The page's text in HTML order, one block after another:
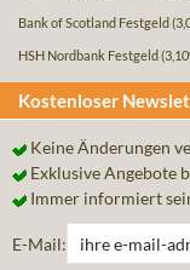
Bank of Scotland Festgeld
HSH Nordbank Festgeld
Kostenloser
Keine Änderungen
Exklusive Angebote
Immer informiert
E-Mail: